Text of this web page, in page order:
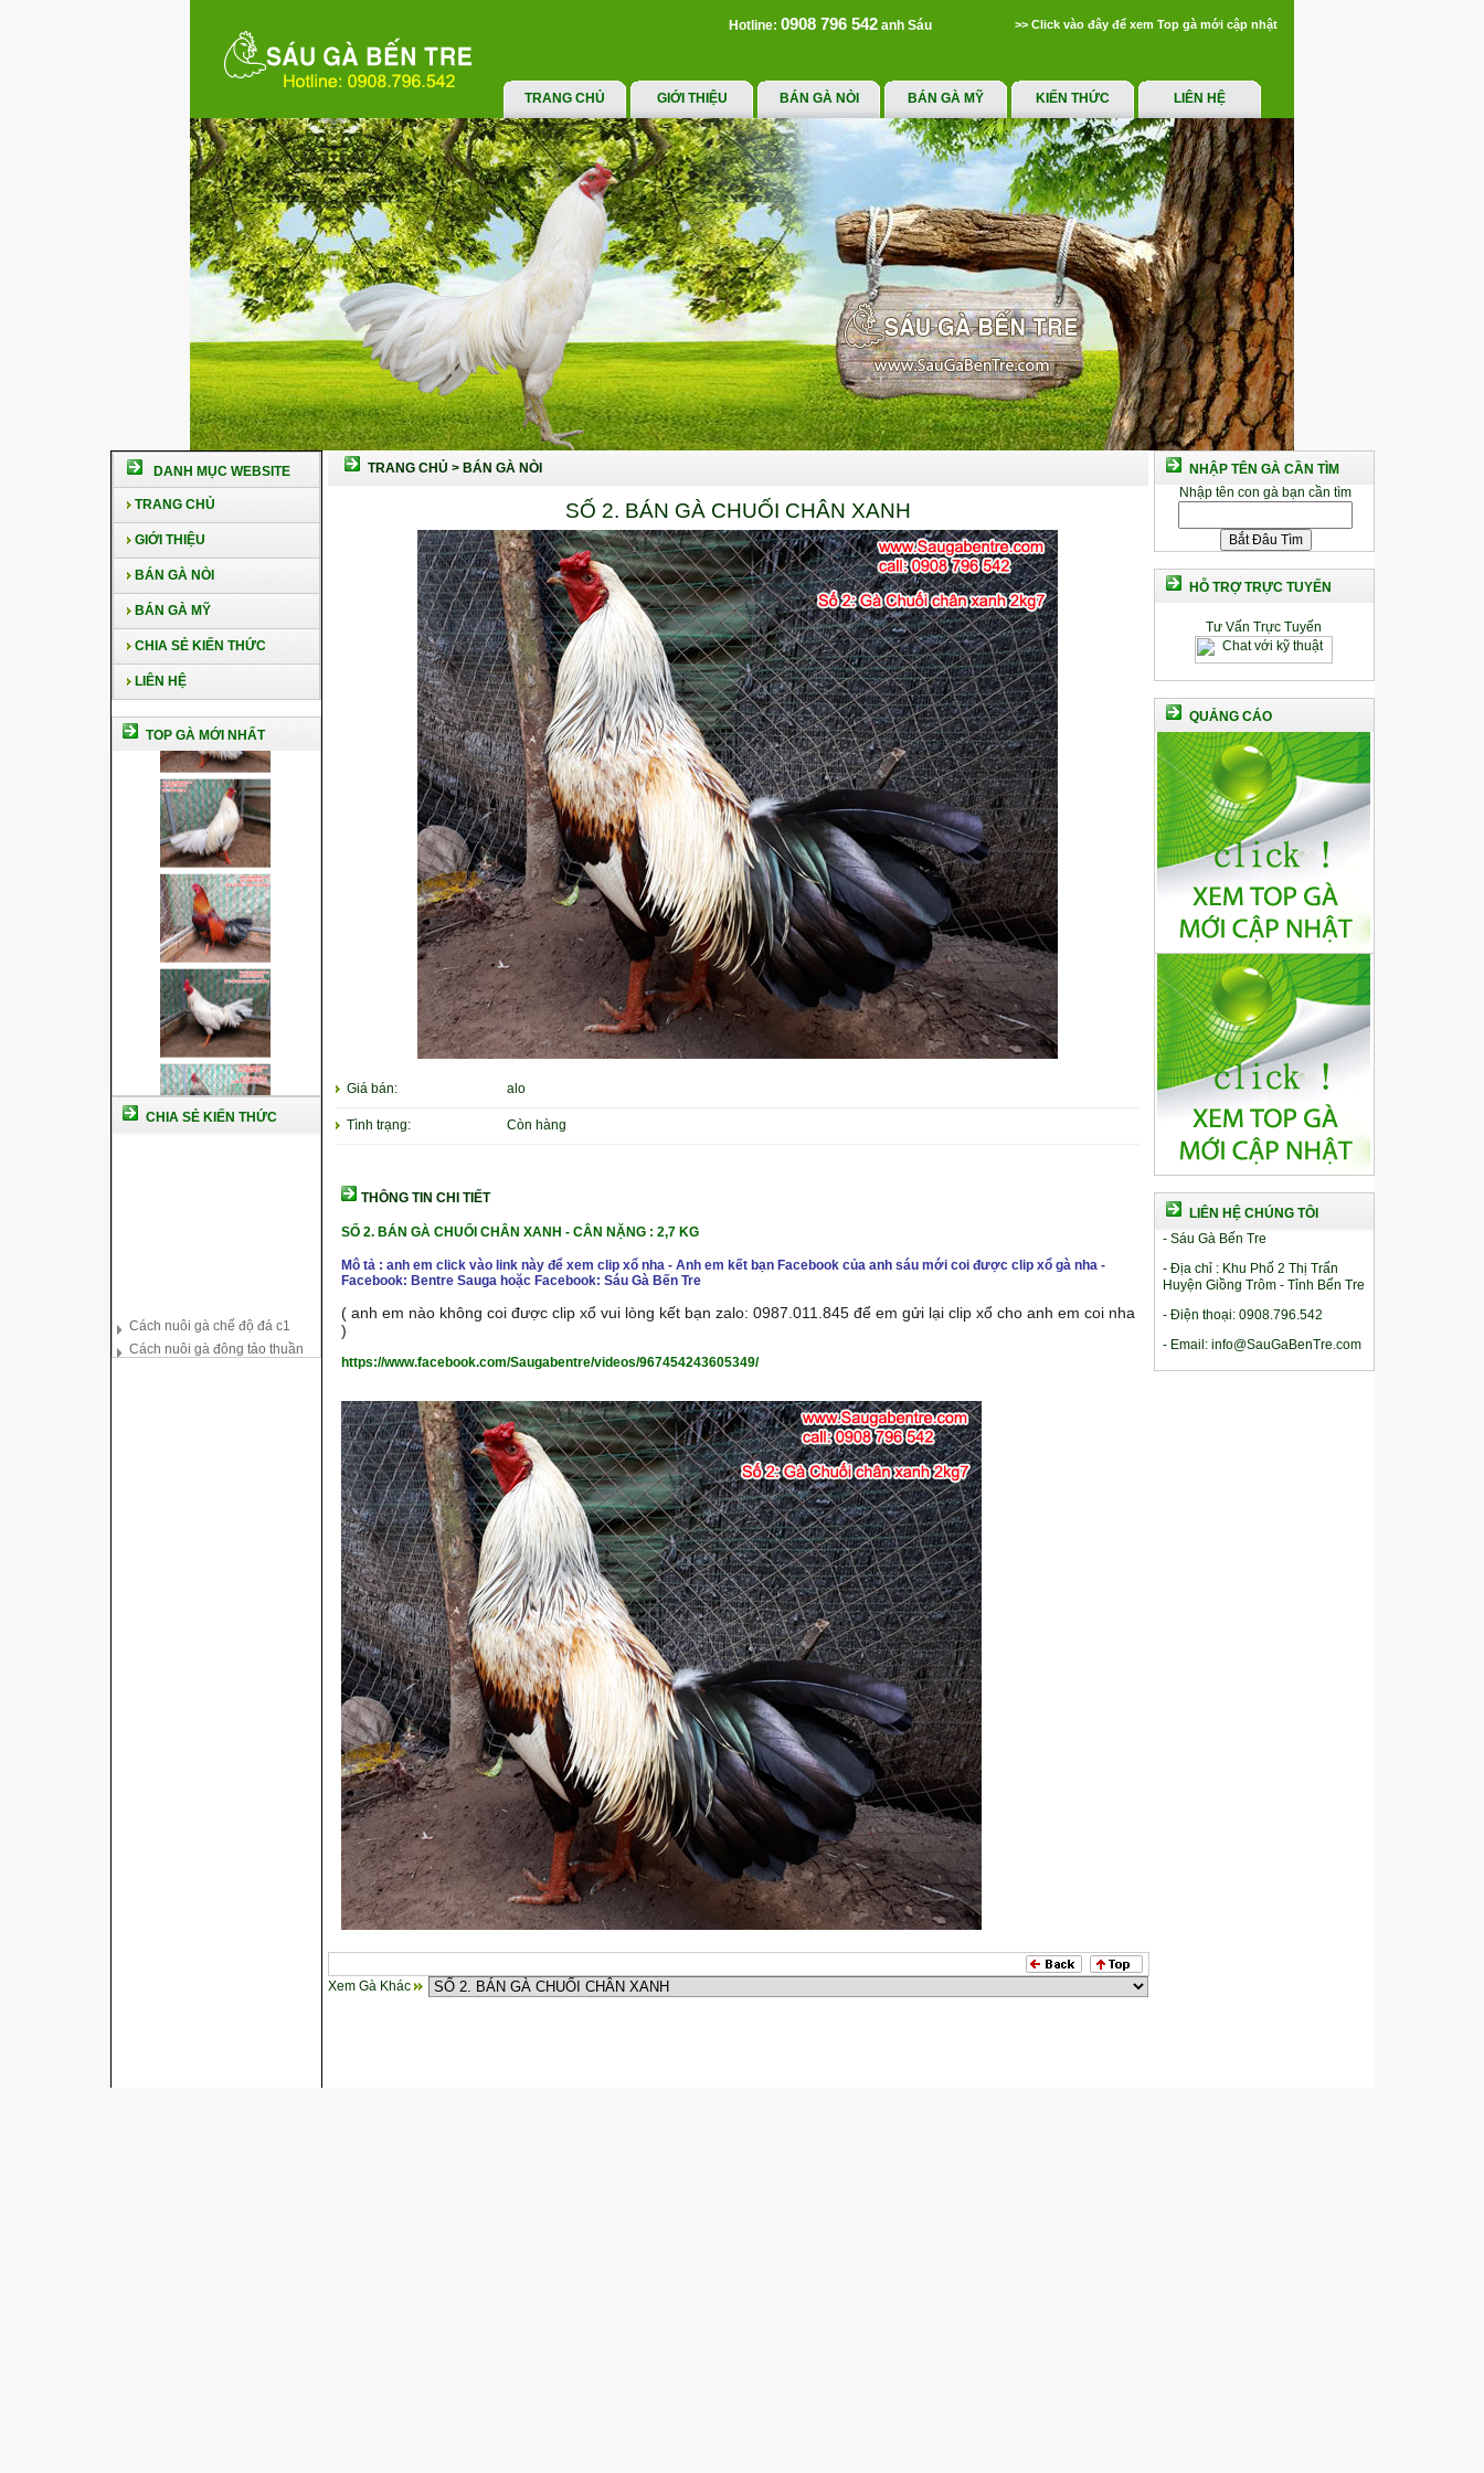
Hotline: 0908 796 542 anh Sáu >> Click vào đây để xem Top gà mới cập nhật
TRANG CHỦ GIỚI THIỆU BÁN GÀ NÒI BÁN GÀ MỸ KIẾN THỨC LIÊN HỆ
DANH MỤC WEBSITE
TRANG CHỦ
GIỚI THIỆU
BÁN GÀ NÒI
BÁN GÀ MỸ
CHIA SẺ KIẾN THỨC
LIÊN HỆ
TOP GÀ MỚI NHẤT
CHIA SẺ KIẾN THỨC
Cách nuôi gà đông tảo thuần
chủng
Kỹ thuật nuôi gà con mới nở
TRANG CHỦ > BÁN GÀ NÒI
SỐ 2. BÁN GÀ CHUỐI CHÂN XANH
Giá bán: alo
Tình trạng: Còn hàng
THÔNG TIN CHI TIẾT
SỐ 2. BÁN GÀ CHUỐI CHÂN XANH - CÂN NẶNG : 2,7 KG
Mô tả : anh em click vào link này để xem clip xổ nha - Anh em kết bạn Facebook của anh sáu mới coi được clip xổ gà nha -
Facebook: Bentre Sauga hoặc Facebook: Sáu Gà Bến Tre
( anh em nào không coi được clip xổ vui lòng kết bạn zalo: 0987.011.845 để em gửi lại clip xổ cho anh em coi nha
)
https://www.facebook.com/Saugabentre/videos/967454243605349/
Xem Gà Khác
NHẬP TÊN GÀ CẦN TÌM
Nhập tên con gà bạn cần tìm
HỖ TRỢ TRỰC TUYẾN
Tư Vấn Trực Tuyến
QUẢNG CÁO
LIÊN HỆ CHÚNG TÔI
- Sáu Gà Bến Tre
- Địa chỉ : Khu Phố 2 Thị Trấn
Huyện Giồng Trôm - Tỉnh Bến Tre
- Điện thoại: 0908.796.542
- Email: info@SauGaBenTre.com